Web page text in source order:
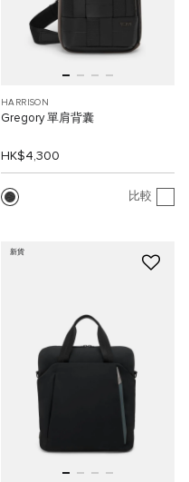
HARRISON
Gregory 單肩背囊
HK$4,300
比較
新貨